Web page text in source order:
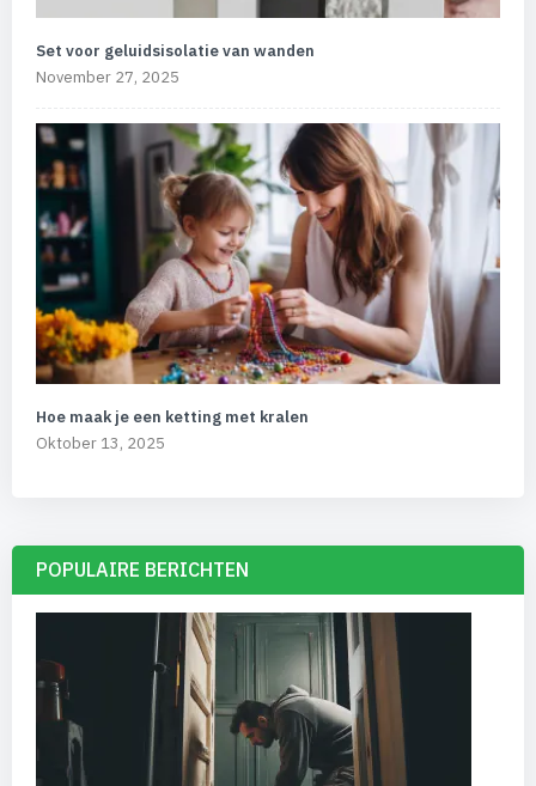
Set voor geluidsisolatie van wanden
November 27, 2025
Hoe maak je een ketting met kralen
Oktober 13, 2025
POPULAIRE BERICHTEN